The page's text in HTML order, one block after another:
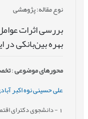
نوع مقاله: پژوهشی
بررسی اثرات
بهره بین‌بانکی در
محورهای موضوعی:
علی حسینی نوه اکبر
- دانشجوی دکترای